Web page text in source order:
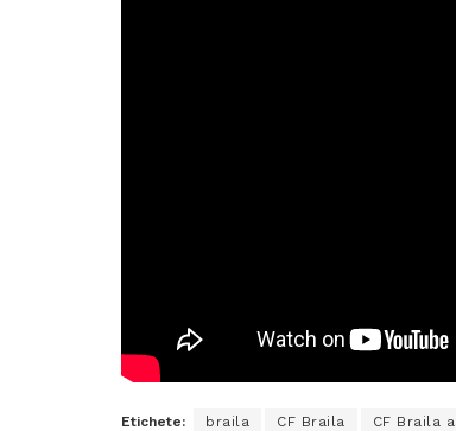
Etichete: braila CF Braila CF Braila